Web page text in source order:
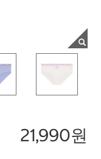
21,990원